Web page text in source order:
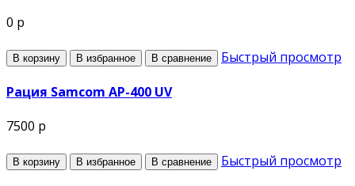
0 р
В корзину В избранное В сравнение Быстрый просмотр
Рация Samcom AP-400 UV
7500 р
В корзину В избранное В сравнение Быстрый просмотр